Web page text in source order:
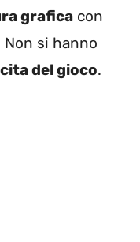
grafica con
si hanno
del gioco.